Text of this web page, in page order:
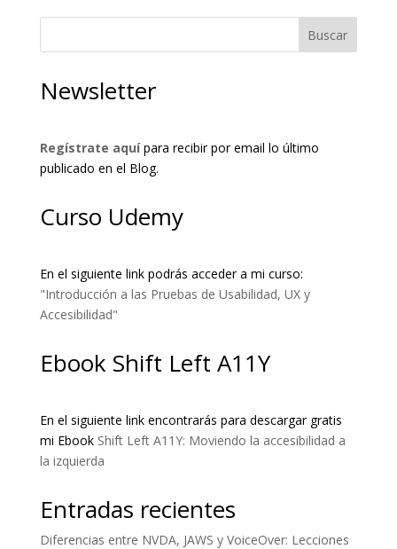
Buscar
Newsletter
Regístrate aquípara recibir por email lo último
publicado en el Blog.
Curso Udemy
En el siguiente link podrás acceder a mi curso:
"Introducción a las Pruebas de Usabilidad, UX y
Accesibilidad"
Ebook Shift Left A11Y
En el siguiente link encontrarás para descargar gratis
mi Ebook Shift Left A11Y: Moviendo la accesibilidad a
la izquierda
Entradas recientes
Diferencias entre NVDA, JAWS y VoiceOver: Lecciones